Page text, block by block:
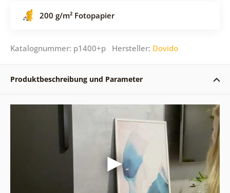
200 g/m² Fotopapier
Katalognummer: p1400+p Hersteller: Dovido
Produktbeschreibung und Parameter